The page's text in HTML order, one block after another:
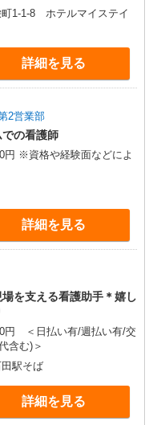
1-1-8 ホテルマイステイ
詳細を見る
2営業部
の看護師
円 ※資格や経験面などによ
詳細を見る
を支える看護助手＊嬉し
円 ＜日払い有/週払い有/交
含む)＞
駅そば
詳細を見る